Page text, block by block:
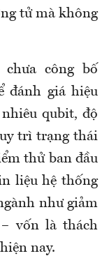
tử mà không
công bố
đánh giá hiệu
qubit, độ
trì trạng thái
thử ban đầu
liệu hệ thống
như giảm
vốn là thách
nay.